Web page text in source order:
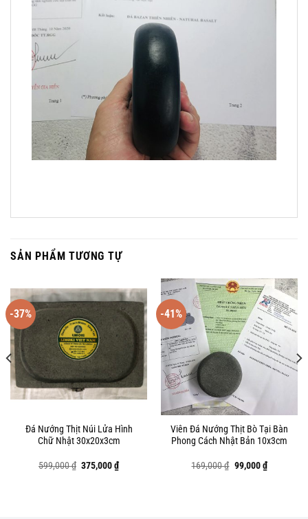
SẢN PHẨM TƯƠNG TỰ
-37%
Đá Nướng Thịt Núi Lửa Hình
Chữ Nhật 30x20x3cm
599,000₫ Giá
375,000₫Giá
hiện
-41%
Viên Đá Nướng Thịt Bò Tại Bàn
Phong Cách Nhật Bản 10x3cm
169,000₫ Giá
gốc
99,000₫Giá
hiện